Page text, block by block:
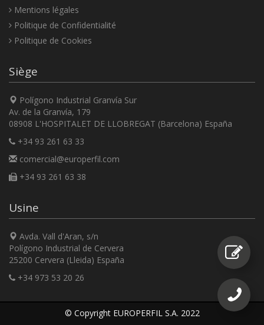
Mentions légales
Politique de Confidentialité
Politique de Cookies
Siège
Polígono Industrial Granvía Sur
Av. de la Granvía, 179
08908 L'HOSPITALET DE LLOBREGAT (Barcelona) España
+34 93 261 63 33
comercial@europerfil.com
+34 93 261 63 38
Usine
Avda. Vall d'Aran, s/n
Polígono Industrial de Cervera
25200 Cervera (Lleida) España
+34 973 53 20 26
© Copyright EUROPERFIL S.A. 2022